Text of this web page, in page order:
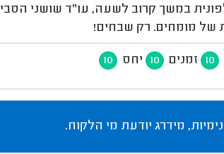
במשך קרוב לשעה, עו"ד שושני
של מומחים. רק שבחים!
10 זמנים 10 יחס 10
מידרג יודעת מי הלקוח.